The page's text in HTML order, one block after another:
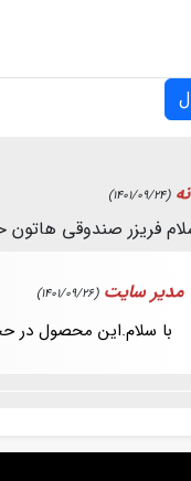
(1401/09/24)
فریزر صندوقی هاتون حجم داخلی دقیق
مدیر سایت (1401/09/26)
با سلام.این محصول در